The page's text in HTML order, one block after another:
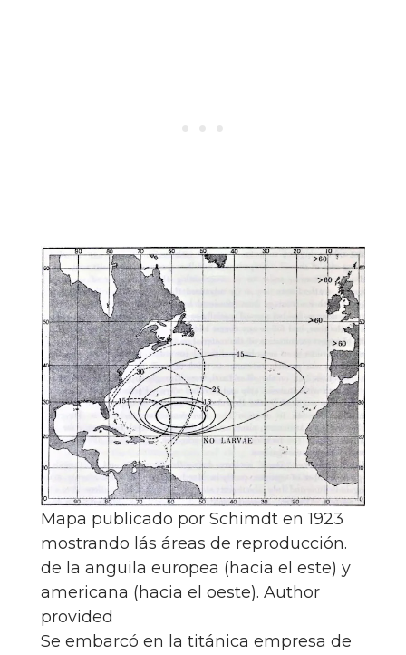
Mapa publicado por Schimdt en 1923
mostrando lás áreas de reproducción.
de la anguila europea (hacia el este) y
americana (hacia el oeste). Author
provided
Se embarcó en la titánica empresa de